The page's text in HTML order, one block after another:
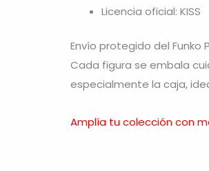
Licencia oficial: KISS
Envío protegido del Funko
Cada figura se embala
especialmente la caja,
Amplía tu colección con